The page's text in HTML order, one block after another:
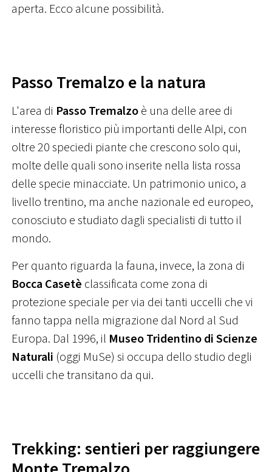
aperta. Ecco alcune possibilità.
Passo Tremalzo e la natura
L'area di Passo Tremalzoè una delle aree di
interesse floristico più importanti delle Alpi, con
oltre 20 speciedi piante che crescono solo qui,
molte delle quali sono inserite nella lista rossa
delle specie minacciate. Un patrimonio unico, a
livello trentino, ma anche nazionale ed europeo,
conosciuto e studiato dagli specialisti di tutto il
mondo.
Per quanto riguarda la fauna, invece, la zona di
Bocca Casetè classificata come zona di
protezione speciale per via dei tanti uccelli che vi
fanno tappa nella migrazione dal Nord al Sud
Europa. Dal 1996, il Museo Tridentino di Scienze
Naturali (oggi MuSe) si occupa dello studio degli
uccelli che transitano da qui.
Trekking: sentieri per raggiungere